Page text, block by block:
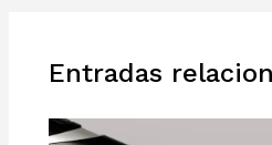
Entradas